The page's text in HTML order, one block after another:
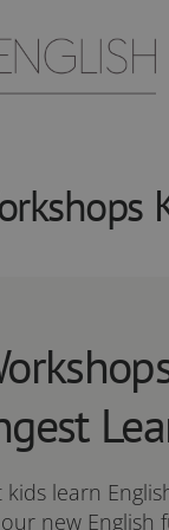
learn
new English